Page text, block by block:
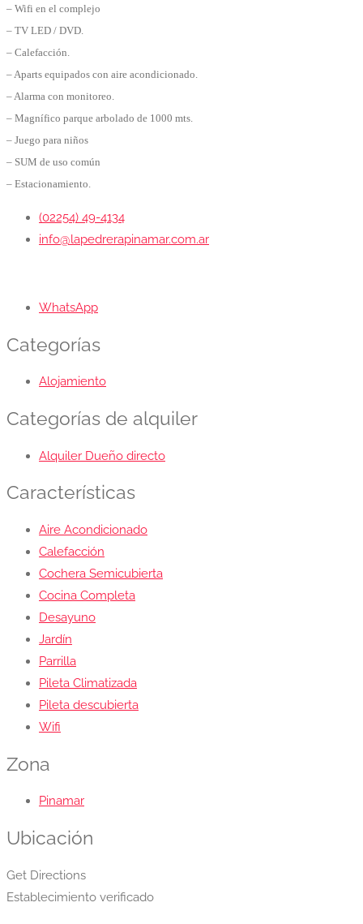
– Wifi en el complejo
– TV LED / DVD.
– Calefacción.
– Aparts equipados con aire acondicionado.
– Alarma con monitoreo.
– Magnífico parque arbolado de 1000 mts.
– Juego para niños
– SUM de uso común
– Estacionamiento.
(02254) 49-4134
info@lapedrerapinamar.com.ar
WhatsApp
Categorías
Alojamiento
Categorías de alquiler
Alquiler Dueño directo
Características
Aire Acondicionado
Calefacción
Cochera Semicubierta
Cocina Completa
Desayuno
Jardín
Parrilla
Pileta Climatizada
Pileta descubierta
Wifi
Zona
Pinamar
Ubicación
Get Directions
Establecimiento verificado